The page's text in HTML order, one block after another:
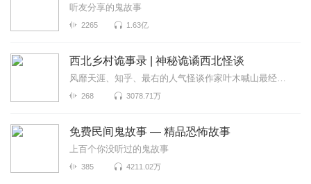
听友分享的鬼故事
2265 1.63亿
西北乡村诡事录 | 神秘诡谲西北怪谈
风靡天涯、知乎、最右的人气怪谈作家叶木喊山最经典的民间传说《西北乡村诡事录》...
268 3078.71万
免费民间鬼故事 — 精品恐怖故事
上百个你没听过的鬼故事
385 4211.02万